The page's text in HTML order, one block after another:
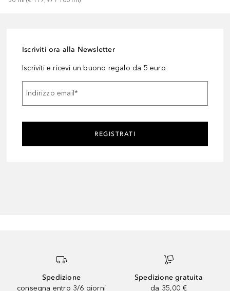
Iscriviti ora alla Newsletter
Iscriviti e ricevi un buono regalo da 5 euro
Indirizzo email *
REGISTRATI
Spedizione
consegna entro 3/6 giorni
Spedizione gratuita
da 35,00 €